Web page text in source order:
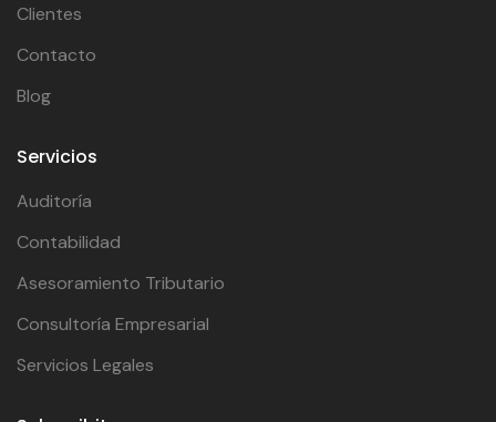
Clientes
Contacto
Blog
Servicios
Auditoría
Contabilidad
Asesoramiento Tributario
Consultoría Empresarial
Servicios Legales